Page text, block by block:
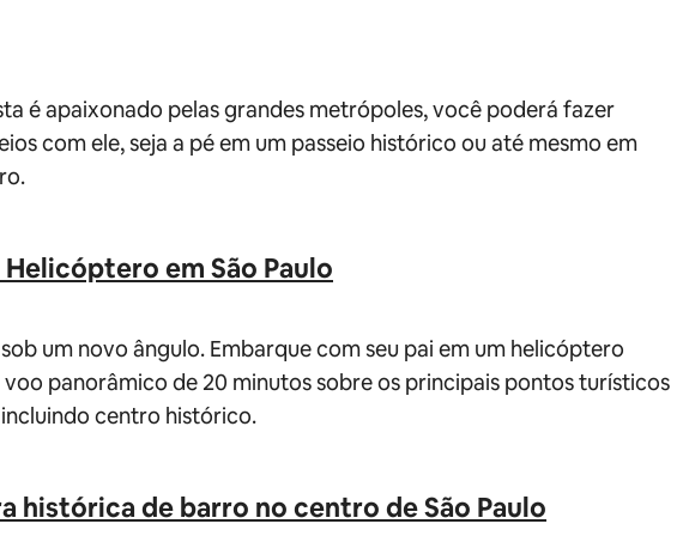
é apaixonado pelas grandes metrópoles, você poderá fazer
com ele, seja a pé em um passeio histórico ou até mesmo em
Helicóptero em São Paulo
um novo ângulo. Embarque com seu pai em um helicóptero
panorâmico de 20 minutos sobre os principais pontos turísticos
incluindo centro histórico.
histórica de barro no centro de São Paulo